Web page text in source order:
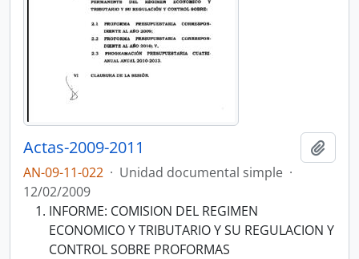
Actas-2009-2011
AN-09-11-022 · Unidad documental simple ·
12/02/2009
INFORME: COMISION DEL REGIMEN
ECONOMICO Y TRIBUTARIO Y SU REGULACION Y
CONTROL SOBRE PROFORMAS